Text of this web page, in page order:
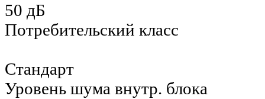
50 дБ
Потребительский класс
Стандарт
Уровень шума внутр. блока